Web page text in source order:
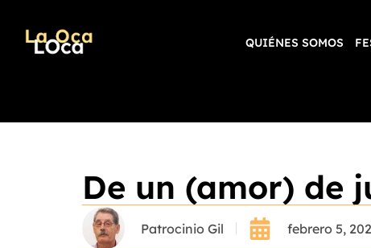
QUIÉNES SOMOS
De un (amor) de
Patrocinio Gil febrero 5,